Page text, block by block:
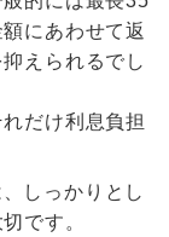
にあわせて返
えられるでし
だけ利息負担
しっかりとし
です。